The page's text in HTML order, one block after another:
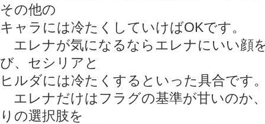
その他の
キャラには冷たくしていけばOKです。
エレナが気になるならエレナにいい顔
び、セシリアと
ヒルダには冷たくするといった具合です
エレナだけはフラグの基準が甘いのか
りの選択肢を